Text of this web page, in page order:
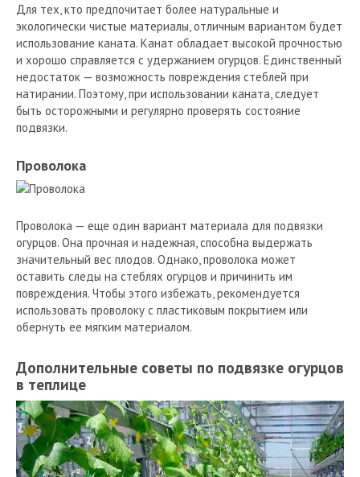
Для тех, кто предпочитает более натуральные и
экологически чистые материалы, отличным вариантом будет
использование каната. Канат обладает высокой прочностью
и хорошо справляется с удержанием огурцов. Единственный
недостаток — возможность повреждения стеблей при
натирании. Поэтому, при использовании каната, следует
быть осторожными и регулярно проверять состояние
подвязки.
Проволока
Проволока — еще один вариант материала для подвязки
огурцов. Она прочная и надежная, способна выдержать
значительный вес плодов. Однако, проволока может
оставить следы на стеблях огурцов и причинить им
повреждения. Чтобы этого избежать, рекомендуется
использовать проволоку с пластиковым покрытием или
обернуть ее мягким материалом.
Дополнительные советы по подвязке огурцов
в теплице